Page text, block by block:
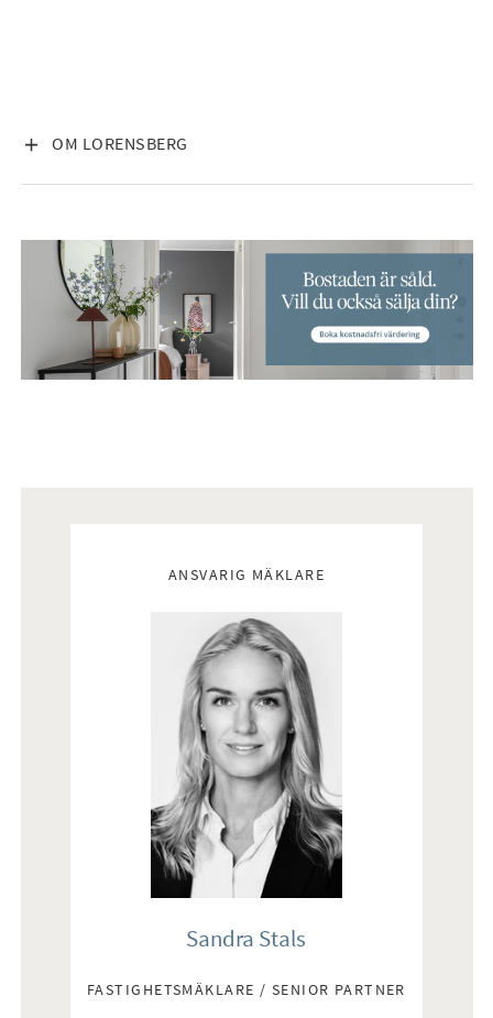
OM LORENSBERG
VISA INNEHÅLL
ANSVARIG MÄKLARE
Sandra Stals
FASTIGHETSMÄKLARE / SENIOR PARTNER